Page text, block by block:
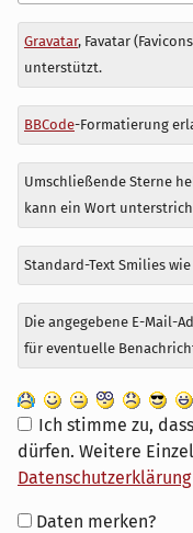
Antwort
zu
Gravatar, Favatar
unterstützt.
BBCode-Formatierung
Umschließende Sterne
kann ein Wort
Standard-Text Smilies
Die angegebene E-Mail-
für eventuelle
Ich stimme zu,
dürfen. Weitere
Formular-
Daten merken?